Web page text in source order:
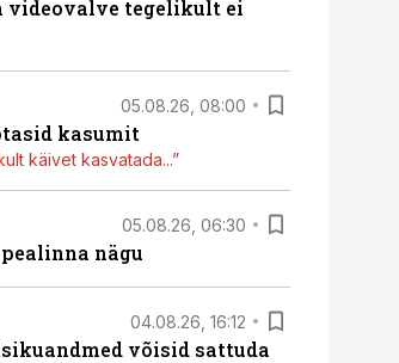
videovalve tegelikult ei
05.08.26, 08:00
kasumit
käivet kasvatada...”
05.08.26, 06:30
nägu
04.08.26, 16:12
võisid sattuda